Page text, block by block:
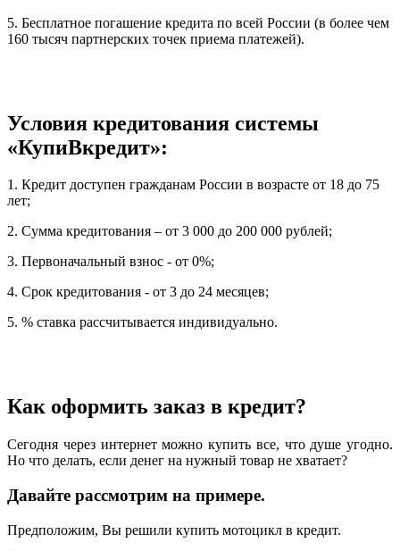
5. Бесплатное погашение кредита по всей России (в более чем
160 тысяч партнерских точек приема платежей).
Условия кредитования системы
«КупиВкредит»:
1. Кредит доступен гражданам России в возрасте от 18 до 75
лет;
2. Сумма кредитования – от 3 000 до 200 000 рублей;
3. Первоначальный взнос - от 0%;
4. Срок кредитования - от 3 до 24 месяцев;
5. % ставка рассчитывается индивидуально.
Как оформить заказ в кредит?
Сегодня через интернет можно купить все, что душе угодно.
Но что делать, если денег на нужный товар не хватает?
Давайте рассмотрим на примере.
Предположим, Вы решили купить мотоцикл в кредит.